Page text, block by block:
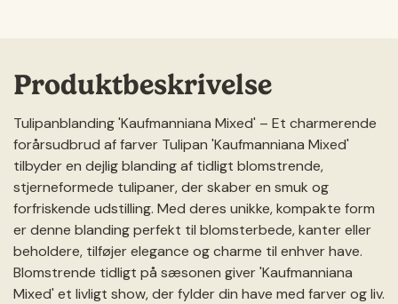
Produktbeskrivelse
Tulipanblanding 'Kaufmanniana Mixed' – Et charmerende
forårsudbrud af farver Tulipan 'Kaufmanniana Mixed'
tilbyder en dejlig blanding af tidligt blomstrende,
stjerneformede tulipaner, der skaber en smuk og
forfriskende udstilling. Med deres unikke, kompakte form
er denne blanding perfekt til blomsterbede, kanter eller
beholdere, tilføjer elegance og charme til enhver have.
Blomstrende tidligt på sæsonen giver 'Kaufmanniana
Mixed' et livligt show, der fylder din have med farver og liv.